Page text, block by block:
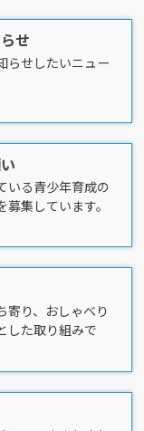
せ
らせしたいニュー
いる青少年育成の
集しています。
寄り、おしゃべり
した取り組みで